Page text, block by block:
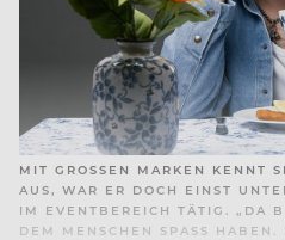
MIT GROSSEN MARKEN KENNT
US, WAR ER DOCH EINST
M EVENTBEREICH TÄTIG. „DA
EM MENSCHEN SPASS HABEN.